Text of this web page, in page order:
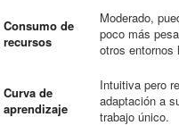
Consumo de
recursos
Moderado,
poco más
otros entornos
Curva de
aprendizaje
Intuitiva pero
adaptación a
trabajo único.